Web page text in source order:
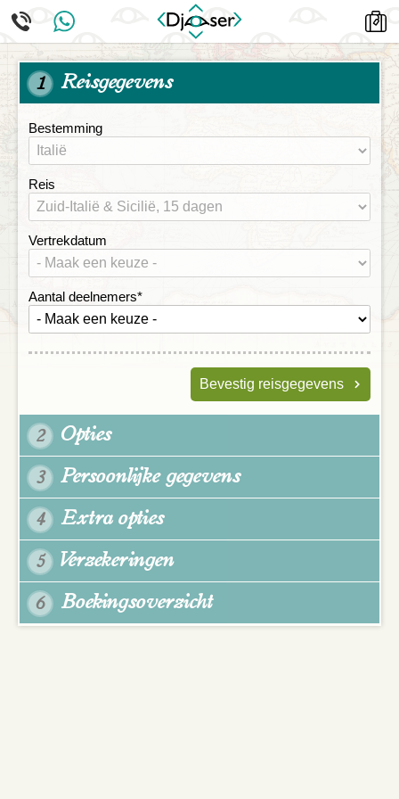
1 Reisgegevens
Bestemming
Reis
Vertrekdatum
Aantal deelnemers*
Bevestig reisgegevens
2 Opties
3 Persoonlijke gegevens
4 Extra opties
5 Verzekeringen
6 Boekingsoverzicht